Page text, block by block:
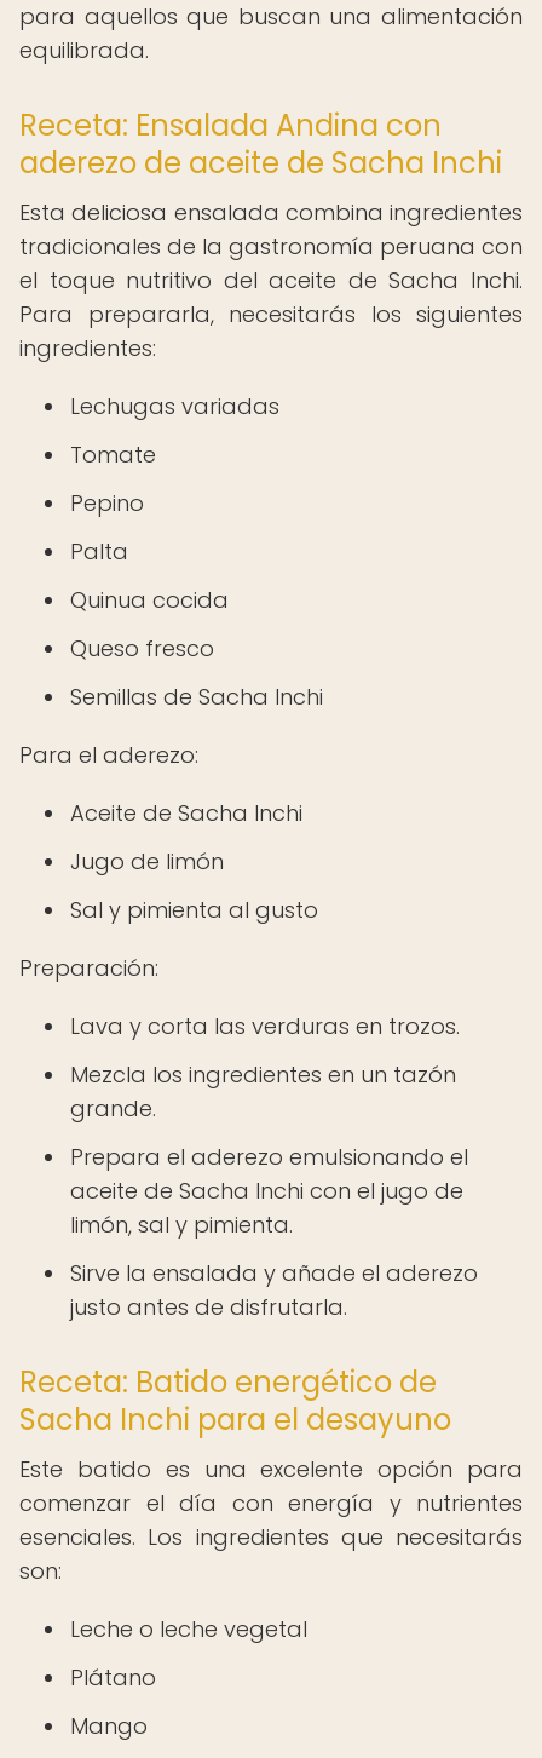
para aquellos que buscan una alimentación
equilibrada.
Receta: Ensalada Andina con
aderezo de aceite de Sacha Inchi
Esta deliciosa ensalada combina ingredientes
tradicionales de la gastronomía peruana con
el toque nutritivo del aceite de Sacha Inchi.
Para prepararla, necesitarás los siguientes
ingredientes:
Lechugas variadas
Tomate
Pepino
Palta
Quinua cocida
Queso fresco
Semillas de Sacha Inchi
Para el aderezo:
Aceite de Sacha Inchi
Jugo de limón
Sal y pimienta al gusto
Preparación:
Lava y corta las verduras en trozos.
Mezcla los ingredientes en un tazón
grande.
Prepara el aderezo emulsionando el
aceite de Sacha Inchi con el jugo de
limón, sal y pimienta.
Sirve la ensalada y añade el aderezo
justo antes de disfrutarla.
Receta: Batido energético de
Sacha Inchi para el desayuno
Este batido es una excelente opción para
comenzar el día con energía y nutrientes
esenciales. Los ingredientes que necesitarás
son:
Leche o leche vegetal
Plátano
Mango